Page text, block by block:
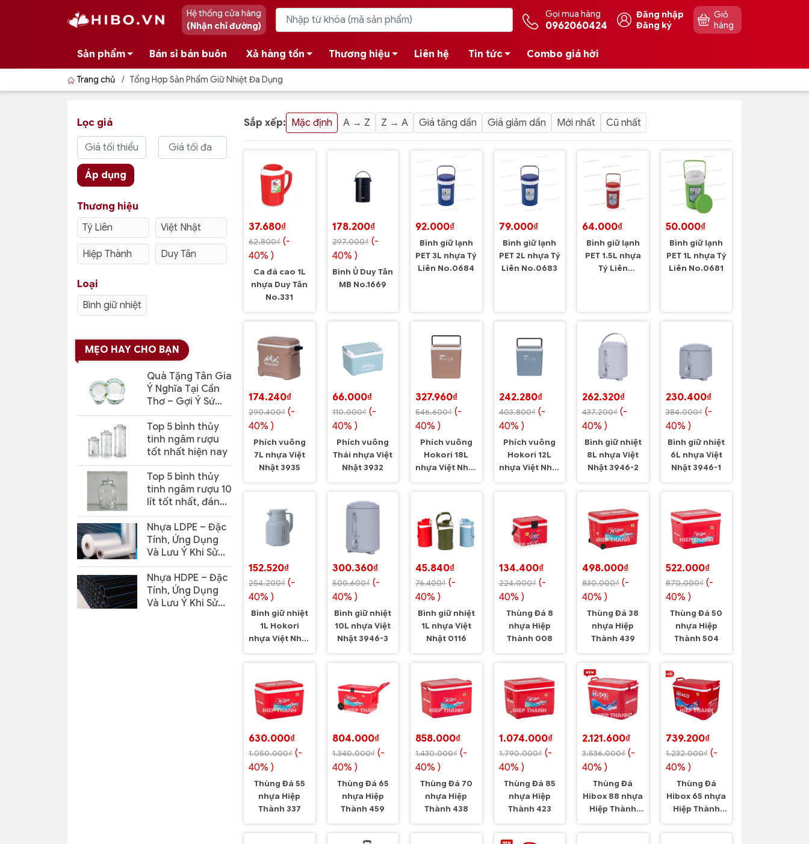
Hệ thống cửa hàng
(Nhận chỉ đường)
Gọi mua hàng
0962060424
Đăng nhập
Đăng ký
Giỏ
hàng
Sản phẩm Bán sỉ bán buôn Xả hàng tồn Thương hiệu Liên hệ Tin tức Combo giá hời
Trang chủ / Tổng Hợp Sản Phẩm Giữ Nhiệt Đa Dụng
Sắp xếp: Mặc định A → Z Z → A Giá tăng dần Giá giảm dần Mới nhất Cũ nhất
37.680₫
62.800₫ (-
40% )
Ca đá cao 1L
nhựa Duy Tân
No.331
178.200₫
297.000₫ (-
40% )
Bình Ủ Duy Tân
MB No.1669
92.000₫
Bình giữ lạnh
PET 3L nhựa Tý
Liên No.0684
79.000₫
Bình giữ lạnh
PET 2L nhựa Tý
Liên No.0683
64.000₫
Bình giữ lạnh
PET 1.5L nhựa
Tý Liên
50.000₫
Bình giữ lạnh
PET 1L nhựa Tý
Liên No.0681
174.240₫
290.400₫ (-
40% )
Phích vuông
7L nhựa Việt
Nhật 3935
66.000₫
110.000₫ (-
40% )
Phích vuông
Thái nhựa Việt
Nhật 3932
327.960₫
546.600₫ (-
40% )
Phích vuông
Hokori 18L
nhựa Việt Nhật
3918
242.280₫
403.800₫ (-
40% )
Phích vuông
Hokori 12L
nhựa Việt Nhật
3917
262.320₫
437.200₫ (-
40% )
Bình giữ nhiệt
8L nhựa Việt
Nhật 3946-2
230.400₫
384.000₫ (-
40% )
Bình giữ nhiệt
6L nhựa Việt
Nhật 3946-1
152.520₫
254.200₫ (-
40% )
Bình giữ nhiệt
1L Hokori
nhựa Việt Nhật
3981
300.360₫
500.600₫ (-
40% )
Bình giữ nhiệt
10L nhựa Việt
Nhật 3946-3
45.840₫
76.400₫ (-
40% )
Bình giữ nhiệt
1L nhựa Việt
Nhật 0116
134.400₫
224.000₫ (-
40% )
Thùng Đá 8
nhựa Hiệp
Thành 008
498.000₫
830.000₫ (-
40% )
Thùng Đá 38
nhựa Hiệp
Thành 439
522.000₫
870.000₫ (-
40% )
Thùng Đá 50
nhựa Hiệp
Thành 504
630.000₫
1.050.000₫ (-
40% )
Thùng Đá 55
nhựa Hiệp
Thành 337
804.000₫
1.340.000₫ (-
40% )
Thùng Đá 65
nhựa Hiệp
Thành 459
858.000₫
1.430.000₫ (-
40% )
Thùng Đá 70
nhựa Hiệp
Thành 438
1.074.000₫
1.790.000₫ (-
40% )
Thùng Đá 85
nhựa Hiệp
Thành 423
2.121.600₫
3.536.000₫ (-
40% )
Thùng Đá
Hibox 88 nhựa
Hiệp Thành
601
739.200₫
1.232.000₫ (-
40% )
Thùng Đá
Hibox 65 nhựa
Hiệp Thành
589
Lọc giá
Áp dụng
Thương hiệu
Tý Liên
Việt Nhật
Hiệp Thành Duy Tân
Loại
Bình giữ nhiệt
MẸO HAY CHO BẠN
Quà Tặng Tân Gia
Ý Nghĩa Tại Cần
Thơ – Gợi Ý Sứ
Minh Long Sang
Trọng, Thiết Thực
Top 5 bình thủy
tinh ngâm rượu
tốt nhất hiện nay
Top 5 bình thủy
tinh ngâm rượu 10
lít tốt nhất, đáng
mua hiện nay
Nhựa LDPE – Đặc
Tính, Ứng Dụng
Và Lưu Ý Khi Sử
Dụng
Nhựa HDPE – Đặc
Tính, Ứng Dụng
Và Lưu Ý Khi Sử